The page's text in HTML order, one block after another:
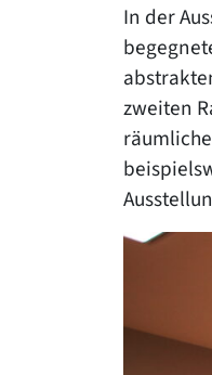
In der
zweiten